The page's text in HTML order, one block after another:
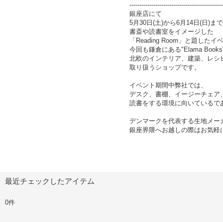
銀座店にて
5月30日(土)から6月14日(日)まで
書斎や読書室をイメージした
「Reading Room」と題したイ
今回も鎌倉にある"Elama
北欧のインテリア、建築、レ
取り扱うショップです。
イベント期間中弊社では、
デスク、書棚、イージーチェア
読書をする環境に向いている
デンマークを代表する生地メ
銀座界隈へお越しの際はお気軽
最近チェックしたアイテム
0件